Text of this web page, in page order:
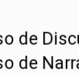
de
de